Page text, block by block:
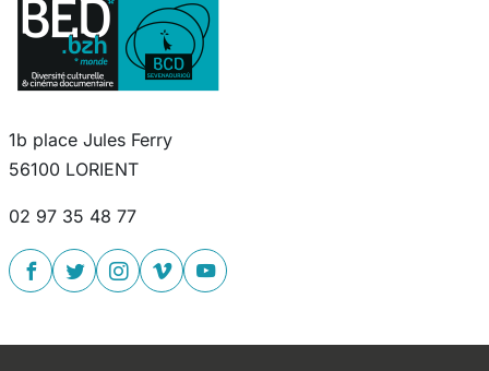
1b place Jules Ferry
56100 LORIENT
02 97 35 48 77